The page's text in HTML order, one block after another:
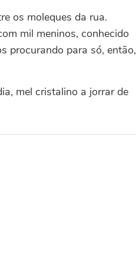
os moleques da rua.
mil meninos, conhecido
procurando para só, então,
mel cristalino a jorrar de